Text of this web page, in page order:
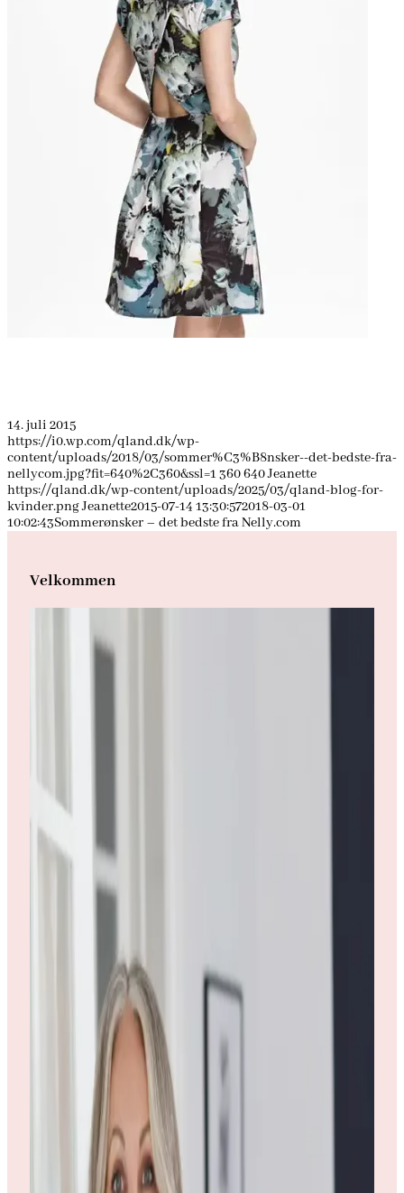
14. juli 2015
https://i0.wp.com/qland.dk/wp-
content/uploads/2018/03/sommer%C3%B8nsker--det-bedste-fra-
nellycom.jpg?fit=640%2C360&ssl=1 360640Jeanette
https://qland.dk/wp-content/uploads/2025/03/qland-blog-for-
kvinder.pngJeanette2015-07-14 13:30:572018-03-01
10:02:43Sommerønsker – det bedste fra Nelly.com
Velkommen